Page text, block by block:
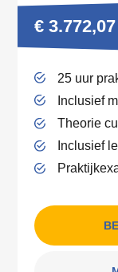
€ 3.772,07
25 uur
Inclusief
Theorie
Inclusief